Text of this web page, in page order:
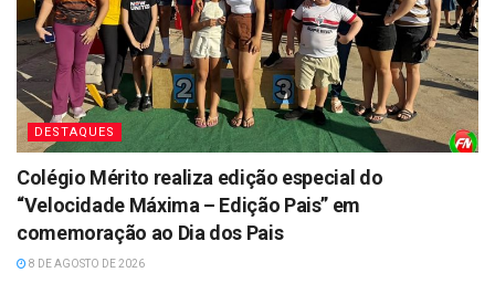
DESTAQUES
Colégio Mérito realiza edição especial do
“Velocidade Máxima – Edição Pais” em
comemoração ao Dia dos Pais
8 DE AGOSTO DE 2026